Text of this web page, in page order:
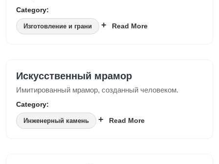
Category:
Изготовление и грани Read More
Искусственный мрамор
Имитированный мрамор, созданный человеком.
Category:
Инженерный камень Read More